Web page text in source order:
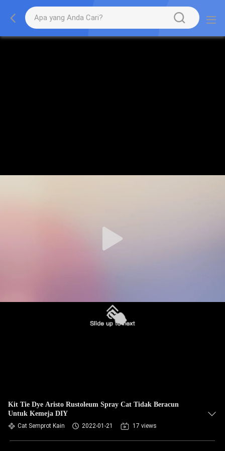
Kit Tie Dye Aristo Rustoleum Spray Cat Tidak Beracun
Untuk Kemeja DIY
Cat Semprot Kain 2022-01-21 17 views